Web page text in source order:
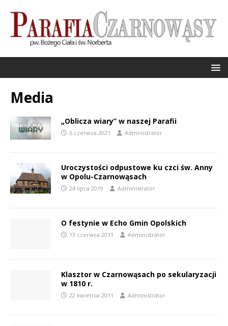
Media
„Oblicza wiary” w naszej Parafii
6 czerwca 2021 Administrator
Uroczystości odpustowe ku czci św. Anny
w Opolu-Czarnowąsach
24 lipca 2019 Administrator
O festynie w Echo Gmin Opolskich
13 czerwca 2011 Administrator
Klasztor w Czarnowąsach po sekularyzacji
w 1810 r.
22 kwietnia 2011 Administrator